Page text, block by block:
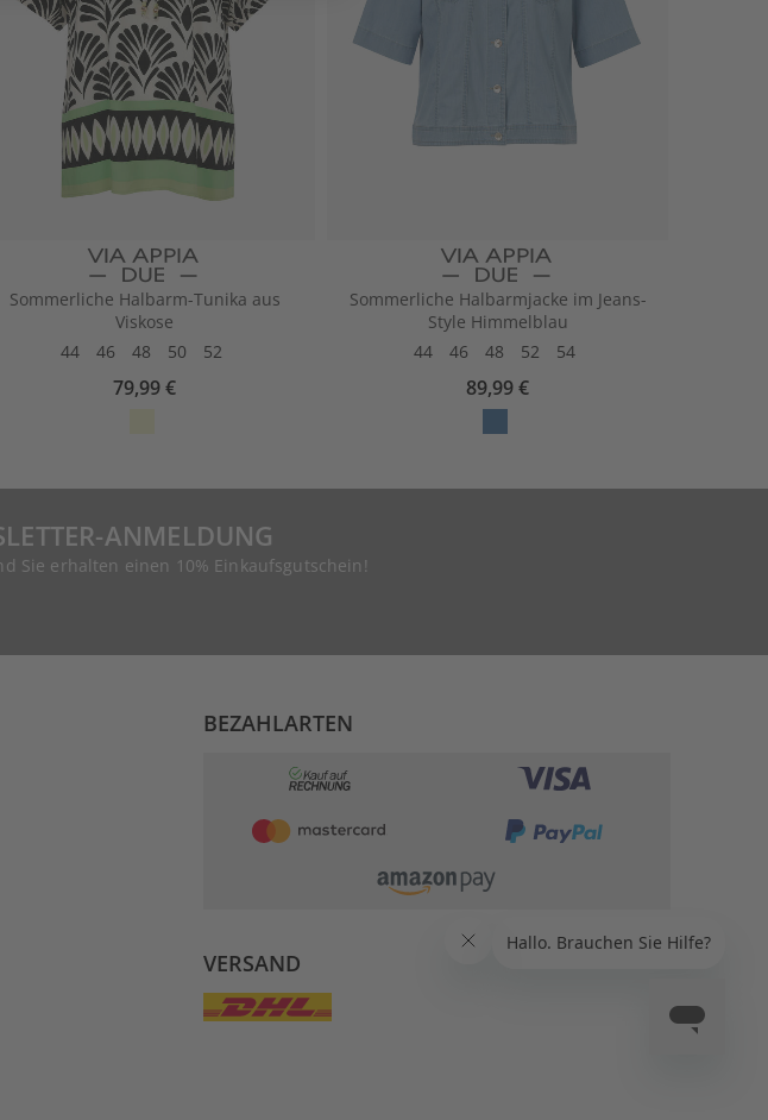
Sommerliche Halbarm-Tunika aus
Viskose
44
46 48 50 52
79,99 €
Sommerliche Halbarmjacke im Jeans-
Style Himmelblau
44
46 48 52 54
89,99 €
ANMELDUNG
Sie erhalten einen 10% Einkaufsgutschein!
BEZAHLARTEN
VERSAND